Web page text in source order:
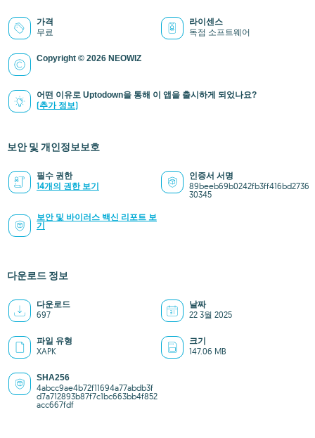
가격
무료
라이센스
독점 소프트웨어
Copyright © 2026 NEOWIZ
어떤 이유로 Uptodown을 통해 이 앱을 출시하게 되었나요?
(추가 정보)
보안 및 개인정보보호
필수 권한
14개의 권한 보기
인증서 서명
89beeb69b0242fb3ff416bd2736
30345
보안 및 바이러스 백신 리포트 보
기
다운로드 정보
다운로드
697
날짜
22 3월 2025
파일 유형
XAPK
크기
147.06 MB
SHA256
4abcc9ae4b72f11694a77abdb3f
d7a712893b87f7c1bc663bb4f852
acc667fdf